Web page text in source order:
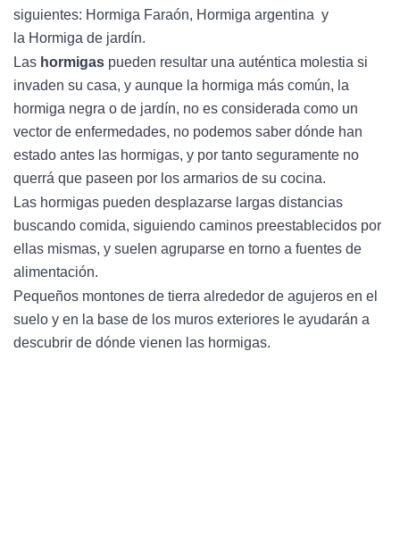
siguientes: Hormiga Faraón, Hormiga argentina y
la Hormiga de jardín.
Las hormigas pueden resultar una auténtica molestia si
invaden su casa, y aunque la hormiga más común, la
hormiga negra o de jardín, no es considerada como un
vector de enfermedades, no podemos saber dónde han
estado antes las hormigas, y por tanto seguramente no
querrá que paseen por los armarios de su cocina.
Las hormigas pueden desplazarse largas distancias
buscando comida, siguiendo caminos preestablecidos por
ellas mismas, y suelen agruparse en torno a fuentes de
alimentación.
Pequeños montones de tierra alrededor de agujeros en el
suelo y en la base de los muros exteriores le ayudarán a
descubrir de dónde vienen las hormigas.